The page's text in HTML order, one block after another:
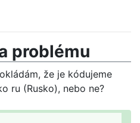
problému
že je kódujeme
ru (Rusko), nebo ne?